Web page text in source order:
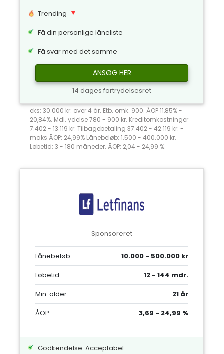
Trending
Få din personlige låneliste
Få svar med det samme
ANSØG HER
14 dages fortrydelsesret
eks: 30.000 kr. over 4 år. Etb. omk. 900. ÅOP 11,85% -
20,84%. Mdl. ydelse 780 - 900 kr. Kreditomkostninger
7.402 - 13.119 kr. Tilbagebetaling 37.402 - 42.119 kr. -
maks ÅOP: 24,99% Lånebeløb: 1.500 - 400.000 kr.
Løbetid: 3 - 180 måneder. ÅOP: 2,04 - 24,99 %.
Sponsoreret
Lånebeløb
10.000 - 500.000 kr
Løbetid
12 - 144 mdr.
Min. alder
21 år
ÅOP
3,69 - 24,99 %
Godkendelse: Acceptabel